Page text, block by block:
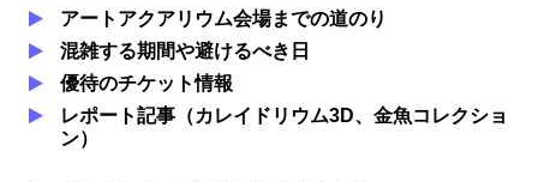
アートアクアリウム会場までの道のり
混雑する期間や避けるべき日
優待のチケット情報
レポート記事（カレイドリウム3D、金魚コレクショ
ン）